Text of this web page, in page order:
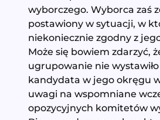
wyborczego. Wyborca zaś
postawiony w sytuacji, w
niekoniecznie zgodny z
Może się bowiem zdarzyć,
ugrupowanie nie
kandydata w jego okręgu
uwagi na wspomniane
opozycyjnych komitetów